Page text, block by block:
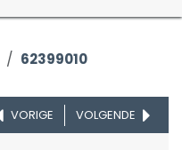
62399010
VORIGE VOLGENDE